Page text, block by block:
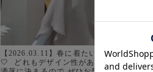
【2026.03.11】春に着たいトップス3選👕
🤍 ⁡ どれもデザイン性があって 1枚でもお